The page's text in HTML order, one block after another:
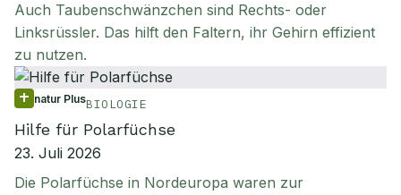
Auch Taubenschwänzchen sind Rechts- oder
Linksrüssler. Das hilft den Faltern, ihr Gehirn effizient
zu nutzen.
natur PlusBIOLOGIE
Hilfe für Polarfüchse
23. Juli 2026
Die Polarfüchse in Nordeuropa waren zur